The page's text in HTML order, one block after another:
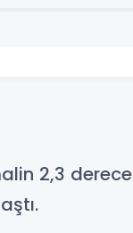
2,3 derece